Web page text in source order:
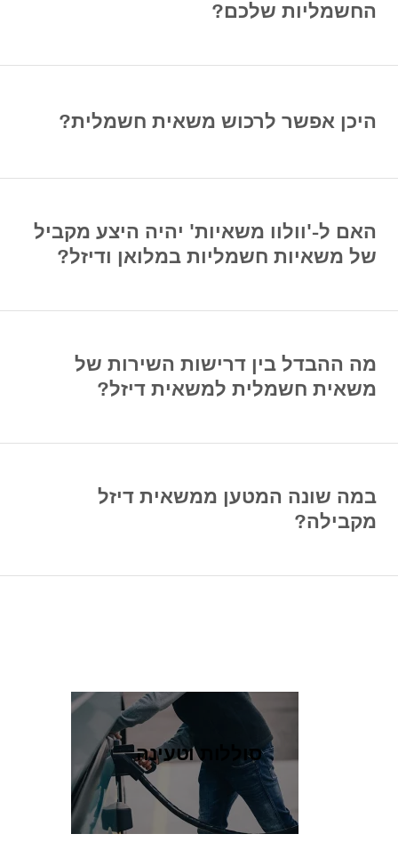
החשמליות שלכם?
היכן אפשר לרכוש משאית חשמלית?
האם ל-'וולוו משאיות' יהיה היצע מקביל
של משאיות חשמליות במלואן ודיזל?
מה ההבדל בין דרישות השירות של
משאית חשמלית למשאית דיזל?
במה שונה המטען ממשאית דיזל
מקבילה?
סוללות וטעינה